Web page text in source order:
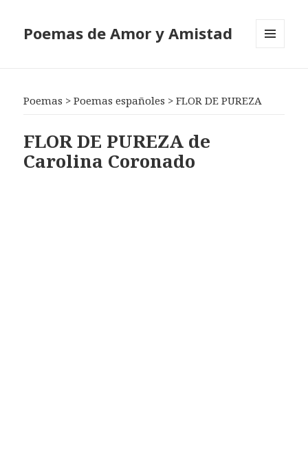
Poemas de Amor y Amistad
Poemas >Poemas españoles >FLOR DE PUREZA
FLOR DE PUREZA de
Carolina Coronado